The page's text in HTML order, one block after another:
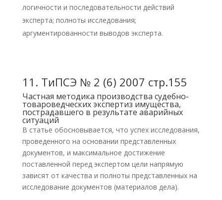
логичности и последовательности действий
эксперта; полноты исследования;
аргументированности выводов эксперта.
11. ТиПСЭ № 2 (6) 2007 стр.155
Частная методика производства судебно-
товароведческих экспертиз имущества,
пострадавшего в результате аварийных
ситуаций
В статье обосновывается, что успех исследования,
проведенного на основании представленных
документов, и максимальное достижение
поставленной перед экспертом цели напрямую
зависят от качества и полноты представленных на
исследование документов (материалов дела).